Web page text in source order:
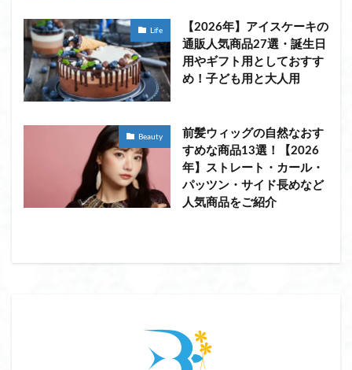
Life
【2026年】アイスケーキの
通販人気商品27選・誕生日
用やギフト用としておすす
め！子ども用と大人用
Beauty
前髪ウィッグの自然なおす
すめな商品13選！【2026
年】ストレート・カール・
パッツン・サイド長めなど
人気商品をご紹介